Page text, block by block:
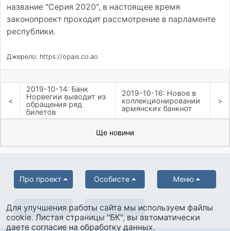
название "Серия 2020", в настоящее время
законопроект проходит рассмотрение в парламенте
республики.
Джерело: https://opais.co.ao
<
2019-10-14: Банк
Норвегии выводит из
обращения ряд
билетов
2019-10-16: Новое в
коллекционировании
армянских банкнот
>
Ще новини
Про проект Особисте Меню
Партнерам Українська
Для улучшения работы сайта мы используем файлы
cookie. Листая страницы "БК", вы автоматически
даете согласие на обработку данных.